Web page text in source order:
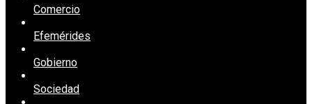
Comercio
Efemérides
Gobierno
Sociedad